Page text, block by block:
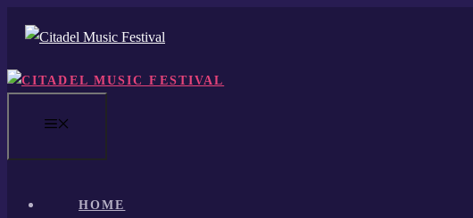
Inhalt
springen
HOME